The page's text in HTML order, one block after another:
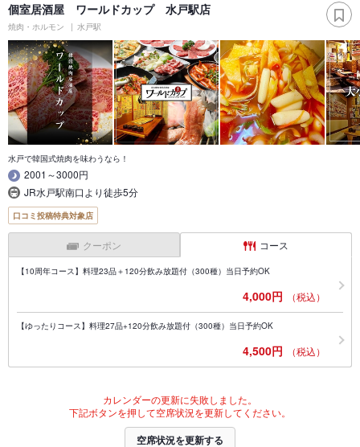
個室居酒屋 ワールドカップ 水戸駅店
焼肉・ホルモン 水戸駅
水戸で韓国式焼肉を味わうなら！
2001～3000円
JR水戸駅南口より徒歩5分
口コミ投稿特典対象店
クーポン コース
【10周年コース】料理23品＋120分飲み放題付（300種）当日予約OK
4,000円 （税込）
【ゆったりコース】料理27品+120分飲み放題付（300種）当日予約OK
4,500円 （税込）
カレンダーの更新に失敗しました。
下記ボタンを押して空席状況を更新してください。
空席状況を更新する